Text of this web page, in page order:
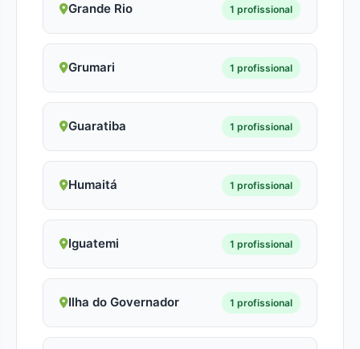
Grande Rio 1 profissional
Grumari 1 profissional
Guaratiba 1 profissional
Humaitá 1 profissional
Iguatemi 1 profissional
Ilha do Governador 1 profissional